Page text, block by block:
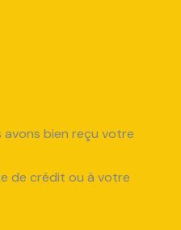
bien reçu votre
de crédit ou à votre